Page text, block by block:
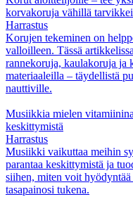
korvakoruja vähillä
Harrastus
Korujen tekeminen on
valloilleen. Tässä
rannekoruja, kaulakoruja ja
materiaaleilla – täydellistä
nauttiville.
Musiikkia mielen
keskittymistä
Harrastus
Musiikki vaikuttaa meihin
parantaa keskittymistä ja
siihen, miten voit hyödyntää
tasapainosi tukena.